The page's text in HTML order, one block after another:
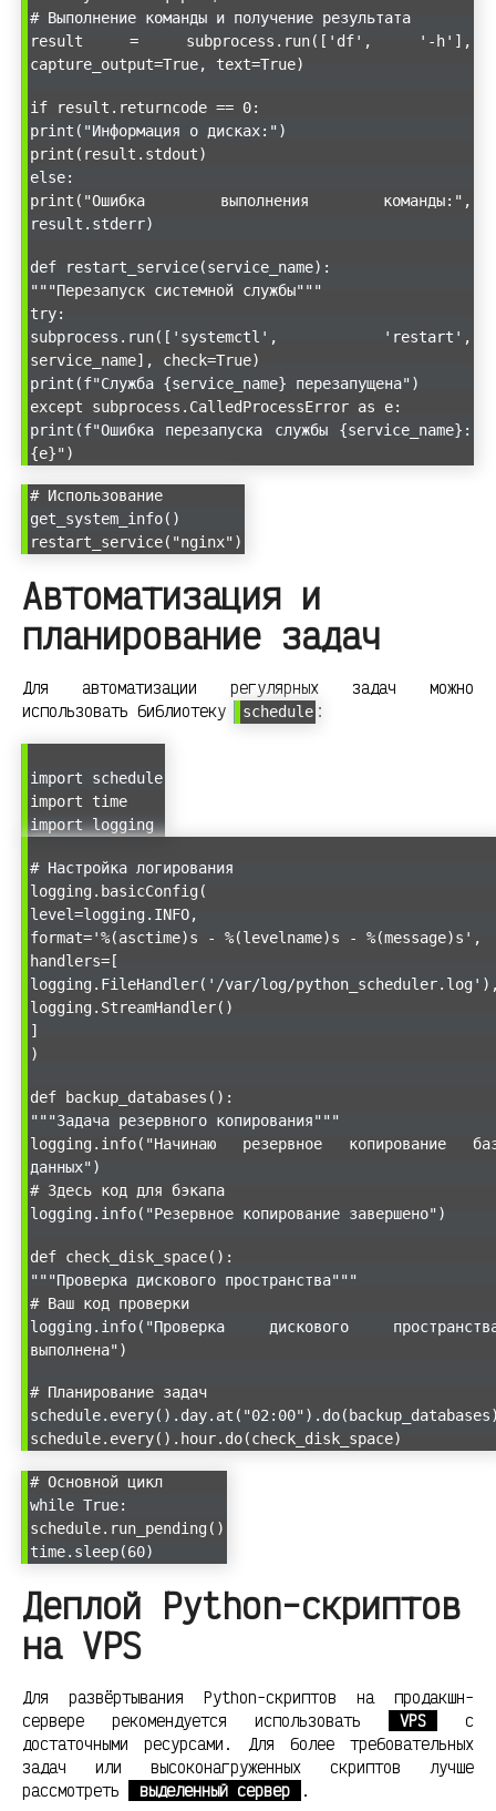
# Выполнение команды и получение результата
result = subprocess.run(['df', '-h'],
capture_output=True, text=True)
if result.returncode == 0:
print("Информация о дисках:")
print(result.stdout)
else:
print("Ошибка выполнения команды:",
result.stderr)
def restart_service(service_name):
"""Перезапуск системной службы"""
try:
subprocess.run(['systemctl', 'restart',
service_name], check=True)
print(f"Служба {service_name} перезапущена")
except subprocess.CalledProcessError as e:
print(f"Ошибка перезапуска службы {service_name}:
{e}")
# Использование
get_system_info()
restart_service("nginx")
Автоматизация и
планирование задач
Для автоматизации регулярных задач можно
использовать библиотеку
schedule :
import schedule
import time
import logging
# Настройка логирования
logging.basicConfig(
level=logging.INFO,
format='%(asctime)s - %(levelname)s - %(message)s',
handlers=[
logging.FileHandler('/var/log/
logging.StreamHandler()
]
)
def backup_databases():
"""Задача резервного копирования"""
logging.info("Начинаю резервное копирование
данных")
# Здесь код для бэкапа
logging.info("Резервное копирование завершено")
def check_disk_space():
"""Проверка дискового пространства"""
# Ваш код проверки
logging.info("Проверка дискового
выполнена")
# Планирование задач
schedule.every().hour.do(check_disk_space)
# Основной цикл
while True:
schedule.run_pending()
time.sleep(60)
Деплой Python-скриптов
на VPS
Для развёртывания Python-скриптов на продакшн-
сервере рекомендуется использовать
VPS
с
достаточными ресурсами. Для более требовательных
задач или высоконагруженных скриптов лучше
рассмотреть
выделенный сервер .